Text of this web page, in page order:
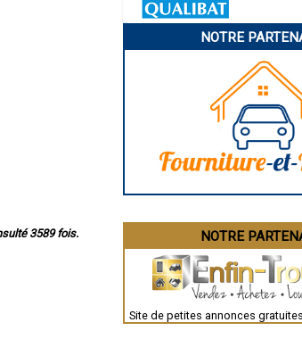
3589 fois.
NOTRE
NOTRE
Site de petites annonces